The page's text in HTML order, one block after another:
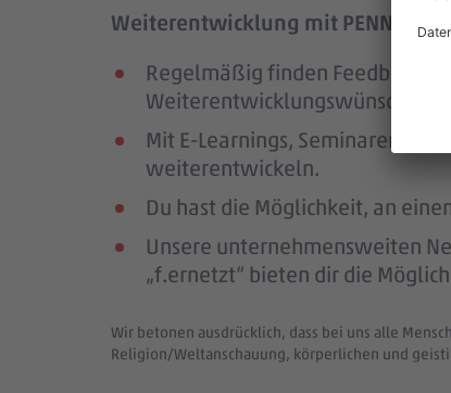
Weiterentwicklung mit PENNY –
Regelmäßig finden Feedback-
Weiterentwicklungswünschen
Mit E-Learnings, Seminaren
weiterentwickeln.
Du hast die Möglichkeit, an
Unsere unternehmensweiten
„f.ernetzt“ bieten dir die
Wir betonen ausdrücklich, dass bei uns alle
Religion/Weltanschauung, körperlichen und